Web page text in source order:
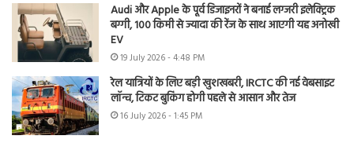
Audi और Apple के पूर्व डिजाइनरों ने बनाई लग्जरी इलेक्ट्रिक
बग्गी, 100 किमी से ज्यादा की रेंज के साथ आएगी यह अनोखी
EV
19 July 2026 - 4:48 PM
रेल यात्रियों के लिए बड़ी खुशखबरी, IRCTC की नई वेबसाइट
लॉन्च, टिकट बुकिंग होगी पहले से आसान और तेज
16 July 2026 - 1:45 PM